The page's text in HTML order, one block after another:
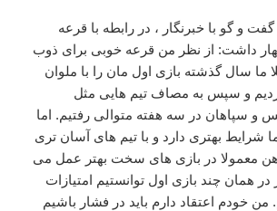
و گو با خبرنگار ، در رابطه با قرعه
داشت: از نظر من قرعه خوبی برای ذوب
ما سال گذشته بازی اول مان را با ملوان
و سپس به مصاف تیم هایی مثل
و سپاهان در سه هفته متوالی رفتیم. اما
شرایط بهتری دارد و با تیم های آسان تری
معمولا در بازی های سخت بهتر عمل می
همان چند بازی اول توانستیم امتیازات
خودم اعتقاد دارم باید در فشار باشیم